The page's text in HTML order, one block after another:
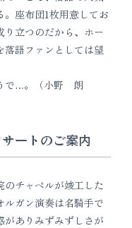
。座布団1枚用意してお
り立つのだから、ホー
落語ファンとしては望
うで…。（小野 朗
ートのご案内
チャペルが竣工した
ルガン演奏は名騎手で
がありみずみずしさが